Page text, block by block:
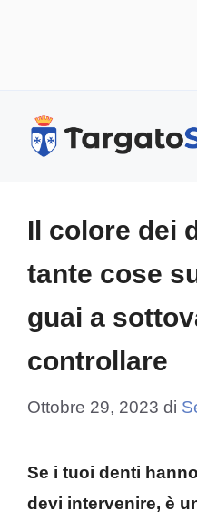
Il colore dei
tante cose
guai a
controllare
Ottobre 29, 2023 di
Se i tuoi denti
devi intervenire, è